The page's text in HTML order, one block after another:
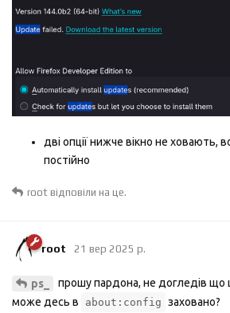
дві опції нижче вікно не ховають,
постійно
root відповіли на це.
root 21 вер 2025 р.
ps_
прошу пардона, не догледів що
може десь в
about:config заховано?